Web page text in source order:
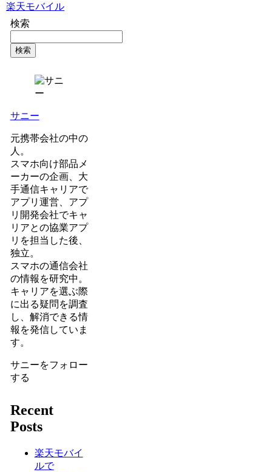
楽天モバイル
検索
検索
サニー
元携帯会社の中の
人。
スマホ向け部品メ
ーカーの企画、大
手通信キャリアで
アプリ運営、アプ
リ開発会社でキャ
リアとの協業アプ
リを担当した後、
独立。
スマホの通信会社
の情報を研究中。
キャリアを選ぶ際
に出る疑問を調査
し、解消できる情
報を発信していま
す。
サニーをフォロー
する
Recent
Posts
楽天モバイ
ルで